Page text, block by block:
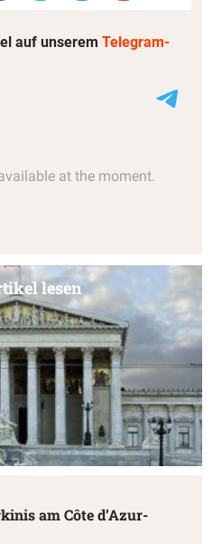
auf unserem Telegram-
lesen
am Côte d’Azur-